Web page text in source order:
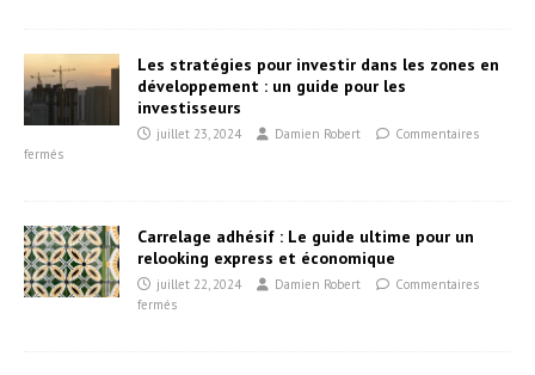
Les stratégies pour investir dans les zones en
développement : un guide pour les
investisseurs
juillet 23, 2024 Damien Robert
Commentaires
fermés
Carrelage adhésif : Le guide ultime pour un
relooking express et économique
juillet 22, 2024 Damien Robert
Commentaires
fermés